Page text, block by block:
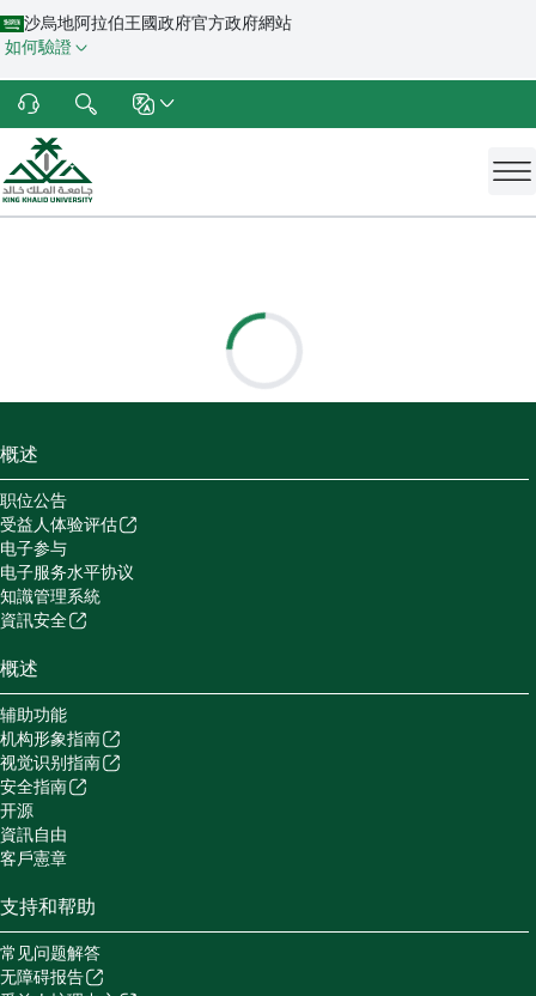
沙烏地阿拉伯王國政府官方政府網站
如何驗證
概述
职位公告
受益人体验评估
电子参与
电子服务水平协议
知識管理系統
資訊安全
概述
辅助功能
机构形象指南
视觉识别指南
安全指南
开源
資訊自由
客戶憲章
支持和帮助
常见问题解答
无障碍报告